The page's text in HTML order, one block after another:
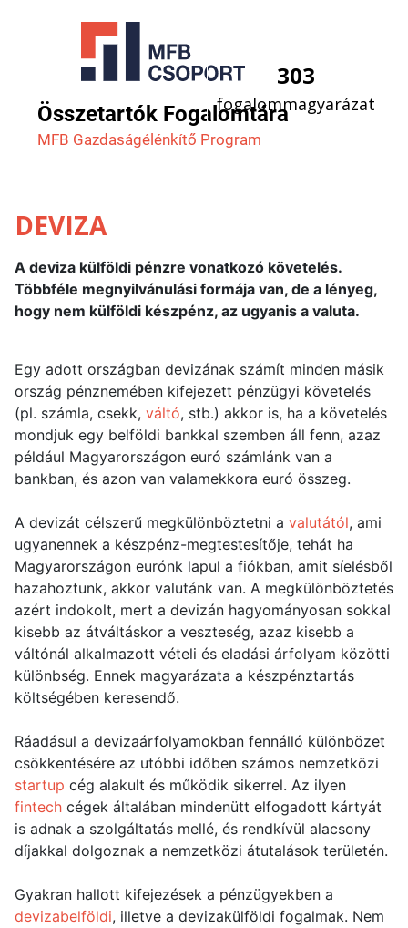
Összetartók Fogalomtára
MFB Gazdaság­élénkítő Program
303
fogalommagyarázat
DEVIZA
A deviza külföldi pénzre vonatkozó követelés.
Többféle megnyilvánulási formája van, de a lényeg,
hogy nem külföldi készpénz, az ugyanis a valuta.
Egy adott országban devizának számít minden másik
ország pénznemében kifejezett pénzügyi követelés
(pl. számla, csekk, váltó, stb.) akkor is, ha a követelés
mondjuk egy belföldi bankkal szemben áll fenn, azaz
például Magyarországon euró számlánk van a
bankban, és azon van valamekkora euró összeg.
A devizát célszerű megkülönböztetni a valutától, ami
ugyanennek a készpénz-megtestesítője, tehát ha
Magyarországon eurónk lapul a fiókban, amit síelésből
hazahoztunk, akkor valutánk van. A megkülönböztetés
azért indokolt, mert a devizán hagyományosan sokkal
kisebb az átváltáskor a veszteség, azaz kisebb a
váltónál alkalmazott vételi és eladási árfolyam közötti
különbség. Ennek magyarázata a készpénztartás
költségében keresendő.
Ráadásul a devizaárfolyamokban fennálló különbözet
csökkentésére az utóbbi időben számos nemzetközi
startup cég alakult és működik sikerrel. Az ilyen
fintech cégek általában mindenütt elfogadott kártyát
is adnak a szolgáltatás mellé, és rendkívül alacsony
díjakkal dolgoznak a nemzetközi átutalások területén.
Gyakran hallott kifejezések a pénzügyekben a
devizabelföldi, illetve a devizakülföldi fogalmak. Nem